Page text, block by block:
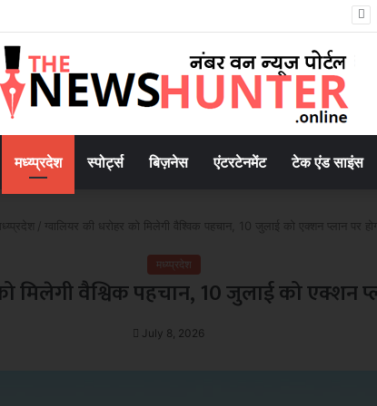
रूपरेखा तैयार
मध्य्प्रदेश स्पोर्ट्स बिज़नेस एंटरटेनमेंट टेक एंड साइंस
/ ग्वालियर की धरोहर को मिलेगी वैश्विक पहचान, 10 जुलाई को एक्शन प्लान पर
मध्य्प्रदेश
मिलेगी वैश्विक पहचान, 10 जुलाई को एक्शन
July 8, 2026